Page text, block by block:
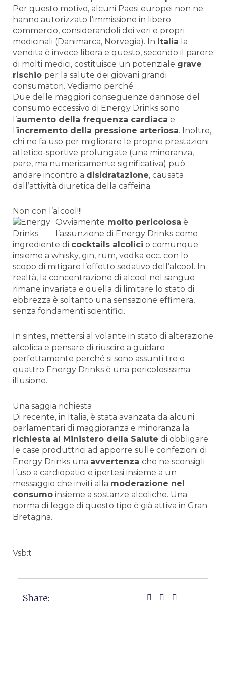
Per questo motivo, alcuni Paesi europei non ne
hanno autorizzato l’immissione in libero
commercio, considerandoli dei veri e propri
medicinali (Danimarca, Norvegia). In Italia la
vendita è invece libera e questo, secondo il parere
di molti medici, costituisce un potenziale grave
rischio per la salute dei giovani grandi
consumatori. Vediamo perché.
Due delle maggiori conseguenze dannose del
consumo eccessivo di Energy Drinks sono
l’aumento della frequenza cardiaca e
l’incremento della pressione arteriosa. Inoltre,
chi ne fa uso per migliorare le proprie prestazioni
atletico-sportive prolungate (una minoranza,
pare, ma numericamente significativa) può
andare incontro a disidratazione, causata
dall’attività diuretica della caffeina.
Non con l’alcool!!!
Ovviamente molto pericolosa è
l’assunzione di Energy Drinks come
ingrediente di cocktails alcolici o comunque
insieme a whisky, gin, rum, vodka ecc. con lo
scopo di mitigare l’effetto sedativo dell’alcool. In
realtà, la concentrazione di alcool nel sangue
rimane invariata e quella di limitare lo stato di
ebbrezza è soltanto una sensazione effimera,
senza fondamenti scientifici.
In sintesi, mettersi al volante in stato di alterazione
alcolica e pensare di riuscire a guidare
perfettamente perché si sono assunti tre o
quattro Energy Drinks è una pericolosissima
illusione.
Una saggia richiesta
Di recente, in Italia, è stata avanzata da alcuni
parlamentari di maggioranza e minoranza la
richiesta al Ministero della Salute di obbligare
le case produttrici ad apporre sulle confezioni di
Energy Drinks una avvertenza che ne sconsigli
l’uso a cardiopatici e ipertesi insieme a un
messaggio che inviti alla moderazione nel
consumo insieme a sostanze alcoliche. Una
norma di legge di questo tipo è già attiva in Gran
Bretagna.
Vsb:t
Share: